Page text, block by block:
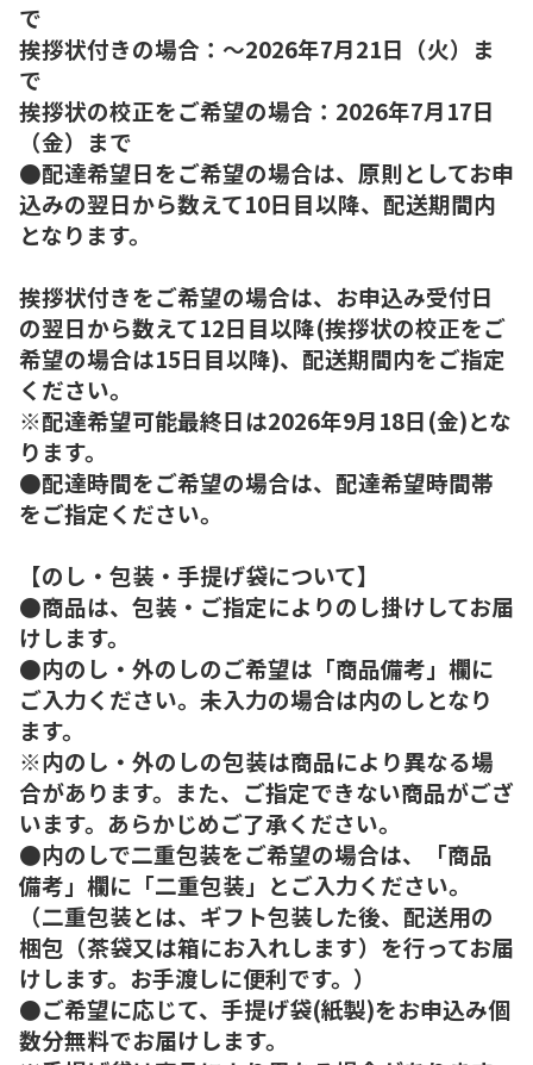
で
挨拶状付きの場合：～2026年7月21日（火）ま
で
挨拶状の校正をご希望の場合：2026年7月17日
（金）まで
●配達希望日をご希望の場合は、原則としてお申
込みの翌日から数えて10日目以降、配送期間内
となります。
挨拶状付きをご希望の場合は、お申込み受付日
の翌日から数えて12日目以降(挨拶状の校正をご
希望の場合は15日目以降)、配送期間内をご指定
ください。
※配達希望可能最終日は2026年9月18日(金)とな
ります。
●配達時間をご希望の場合は、配達希望時間帯
をご指定ください。
【のし・包装・手提げ袋について】
●商品は、包装・ご指定によりのし掛けしてお届
けします。
●内のし・外のしのご希望は「商品備考」欄に
ご入力ください。未入力の場合は内のしとなり
ます。
※内のし・外のしの包装は商品により異なる場
合があります。また、ご指定できない商品がござ
います。あらかじめご了承ください。
●内のしで二重包装をご希望の場合は、「商品
備考」欄に「二重包装」とご入力ください。
（二重包装とは、ギフト包装した後、配送用の
梱包（茶袋又は箱にお入れします）を行ってお届
けします。お手渡しに便利です。）
●ご希望に応じて、手提げ袋(紙製)をお申込み個
数分無料でお届けします。